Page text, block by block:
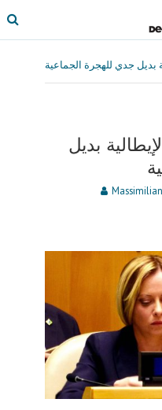
بديل جدي للهجرة الجماعية
بديل